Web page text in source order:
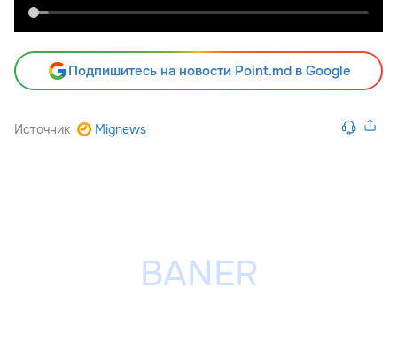
Подпишитесь на новости Point.md в Google
Источник Mignews